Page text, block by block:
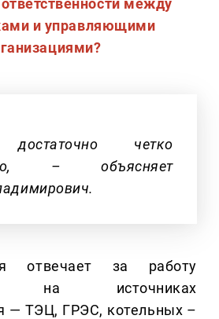
и управляющими
четко
– объясняет
отвечает за работу
на источниках
— ТЭЦ, ГРЭС, котельных –